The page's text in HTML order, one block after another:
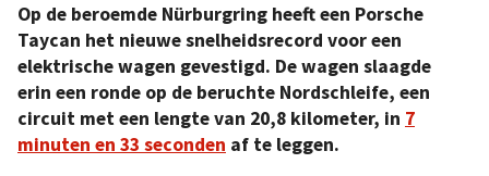
Op de beroemde Nürburgring heeft een Porsche
Taycan het nieuwe snelheidsrecord voor een
elektrische wagen gevestigd. De wagen slaagde
erin een ronde op de beruchte Nordschleife, een
circuit met een lengte van 20,8 kilometer, in 7
minuten en 33 seconden af te leggen.